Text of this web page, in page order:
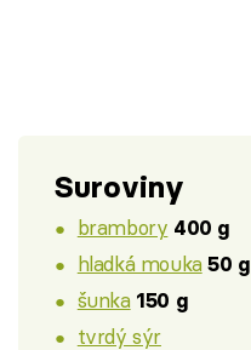
Suroviny
brambory 400 g
hladká mouka 50 g
šunka 150 g
tvrdý sýr